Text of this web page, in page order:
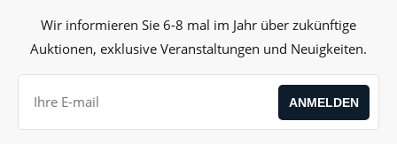
Wir informieren Sie 6-8 mal im Jahr über zukünftige
Auktionen, exklusive Veranstaltungen und Neuigkeiten.